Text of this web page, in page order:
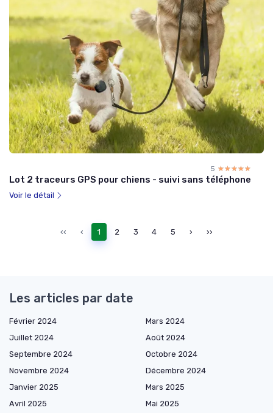
5 ☆☆☆☆☆
★★★★★
Lot 2 traceurs GPS pour chiens - suivi sans téléphone
Voir le détail
‹‹ ‹ 1 2 3 4 5 › ››
Les articles par date
Février 2024
Mars 2024
Juillet 2024
Août 2024
Septembre 2024
Octobre 2024
Novembre 2024
Décembre 2024
Janvier 2025
Mars 2025
Avril 2025
Mai 2025